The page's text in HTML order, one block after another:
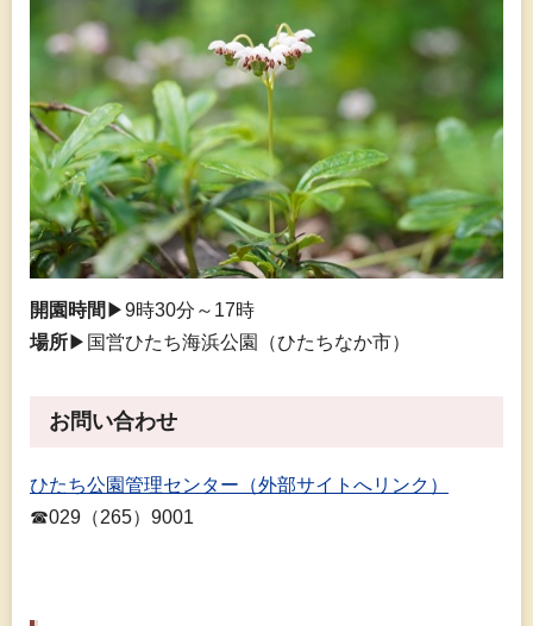
開園時間 ▶9時30分～17時
場所▶国営ひたち海浜公園（ひたちなか市）
お問い合わせ
ひたち公園管理センター（外部サイトへリンク）
☎029（265）9001